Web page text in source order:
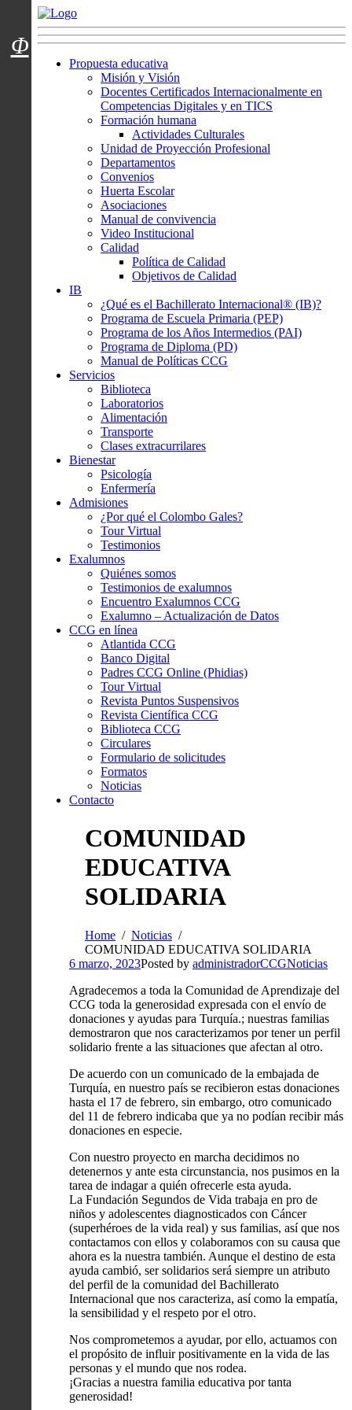
Menú usuarios
Propuesta educativa
Misión y Visión
Docentes Certificados Internacionalmente en
Competencias Digitales y en TICS
Formación humana
Actividades Culturales
Unidad de Proyección Profesional
Departamentos
Convenios
Huerta Escolar
Asociaciones
Manual de convivencia
Video Institucional
Calidad
Política de Calidad
Objetivos de Calidad
IB
¿Qué es el Bachillerato Internacional® (IB)?
Programa de Escuela Primaria (PEP)
Programa de los Años Intermedios (PAI)
Programa de Diploma (PD)
Manual de Políticas CCG
Servicios
Biblioteca
Laboratorios
Alimentación
Transporte
Clases extracurrilares
Bienestar
Psicología
Enfermería
Admisiones
¿Por qué el Colombo Gales?
Tour Virtual
Testimonios
Exalumnos
Quiénes somos
Testimonios de exalumnos
Encuentro Exalumnos CCG
Exalumno – Actualización de Datos
CCG en línea
Atlantida CCG
Banco Digital
Padres CCG Online (Phidias)
Tour Virtual
Revista Puntos Suspensivos
Revista Científica CCG
Biblioteca CCG
Circulares
Formulario de solicitudes
Formatos
Noticias
Contacto
COMUNIDAD
EDUCATIVA
SOLIDARIA
Home
Noticias
COMUNIDAD EDUCATIVA SOLIDARIA
6 marzo, 2023Posted by administradorCCGNoticias
Agradecemos a toda la Comunidad de Aprendizaje del
CCG toda la generosidad expresada con el envío de
donaciones y ayudas para Turquía.; nuestras familias
demostraron que nos caracterizamos por tener un perfil
solidario frente a las situaciones que afectan al otro.
De acuerdo con un comunicado de la embajada de
Turquía, en nuestro país se recibieron estas donaciones
hasta el 17 de febrero, sin embargo, otro comunicado
del 11 de febrero indicaba que ya no podían recibir más
donaciones en especie.
Con nuestro proyecto en marcha decidimos no
detenernos y ante esta circunstancia, nos pusimos en la
tarea de indagar a quién ofrecerle esta ayuda.
La Fundación Segundos de Vida trabaja en pro de
niños y adolescentes diagnosticados con Cáncer
(superhéroes de la vida real) y sus familias, así que nos
contactamos con ellos y colaboramos con su causa que
ahora es la nuestra también. Aunque el destino de esta
ayuda cambió, ser solidarios será siempre un atributo
del perfil de la comunidad del Bachillerato
Internacional que nos caracteriza, así como la empatía,
la sensibilidad y el respeto por el otro.
Nos comprometemos a ayudar, por ello, actuamos con
el propósito de influir positivamente en la vida de las
personas y el mundo que nos rodea.
¡Gracias a nuestra familia educativa por tanta
generosidad!
Φ